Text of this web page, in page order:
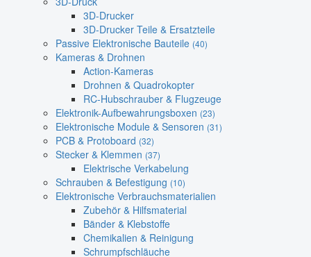
3D-Drucker
3D-Drucker Teile & Ersatzteile
Passive Elektronische Bauteile (40)
Kameras & Drohnen
Action-Kameras
Drohnen & Quadrokopter
RC-Hubschrauber & Flugzeuge
Elektronik-Aufbewahrungsboxen (23)
Elektronische Module & Sensoren (31)
PCB & Protoboard (32)
Stecker & Klemmen (37)
Elektrische Verkabelung
Schrauben & Befestigung (10)
Elektronische Verbrauchsmaterialien
Zubehör & Hilfsmaterial
Bänder & Klebstoffe
Chemikalien & Reinigung
Schrumpfschläuche